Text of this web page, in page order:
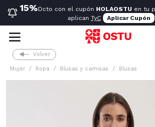
15%Dcto con el cupón HOLAOSTU en tu
aplican TyC Aplicar Cupón
Volver
Mujer Ropa Blusas y camisas Blusas